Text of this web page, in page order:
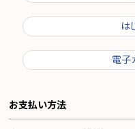
は
電子
お支払い方法